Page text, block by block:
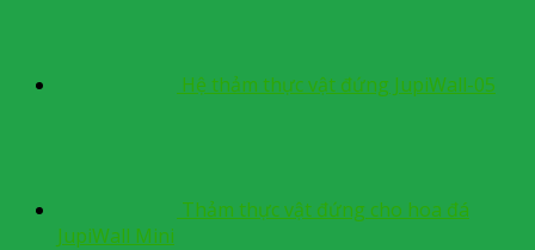
Hệ thảm thực vật đứng JupiWall-05
Thảm thực vật đứng cho hoa đá
JupiWall Mini